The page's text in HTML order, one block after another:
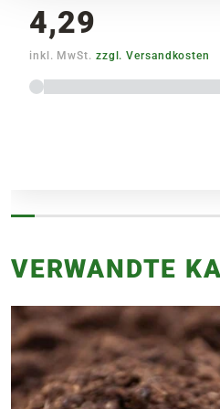
SPEDITIONSVERSAND
4,29
inkl. MwSt. zzgl. Versandkosten
VERWANDTE